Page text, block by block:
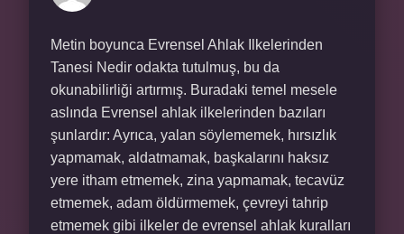
Metin boyunca Evrensel Ahlak Ilkelerinden
Tanesi Nedir odakta tutulmuş, bu da
okunabilirliği artırmış. Buradaki temel mesele
aslında Evrensel ahlak ilkelerinden bazıları
şunlardır: Ayrıca, yalan söylememek, hırsızlık
yapmamak, aldatmamak, başkalarını haksız
yere itham etmemek, zina yapmamak, tecavüz
etmemek, adam öldürmemek, çevreyi tahrip
etmemek gibi ilkeler de evrensel ahlak kuralları